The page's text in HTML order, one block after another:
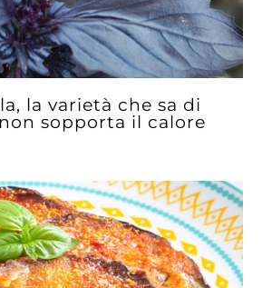
la varietà che sa di
sopporta il calore